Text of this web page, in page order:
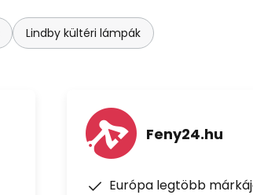
Lindby kültéri lámpák
Feny24.hu
Európa legtöbb